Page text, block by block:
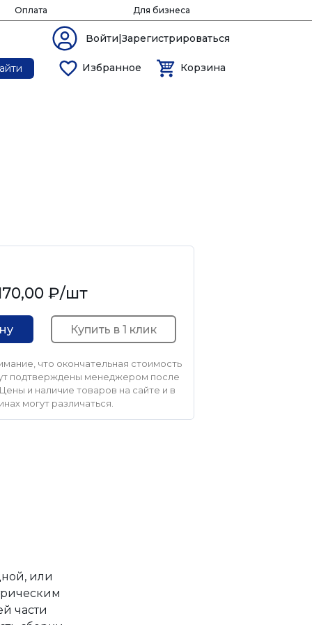
Оплата Для бизнеса
Войти|Зарегистрироваться
Избранное Корзина
₽/шт
Купить в 1 клик
что окончательная стоимость
подтверждены менеджером после
и наличие товаров на сайте и в
могут различаться.
или
части